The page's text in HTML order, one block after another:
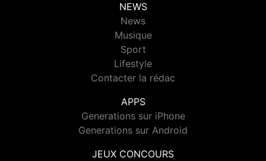
NEWS
News
Musique
Sport
Lifestyle
Contacter la rédac
APPS
Generations sur iPhone
Generations sur Android
JEUX CONCOURS